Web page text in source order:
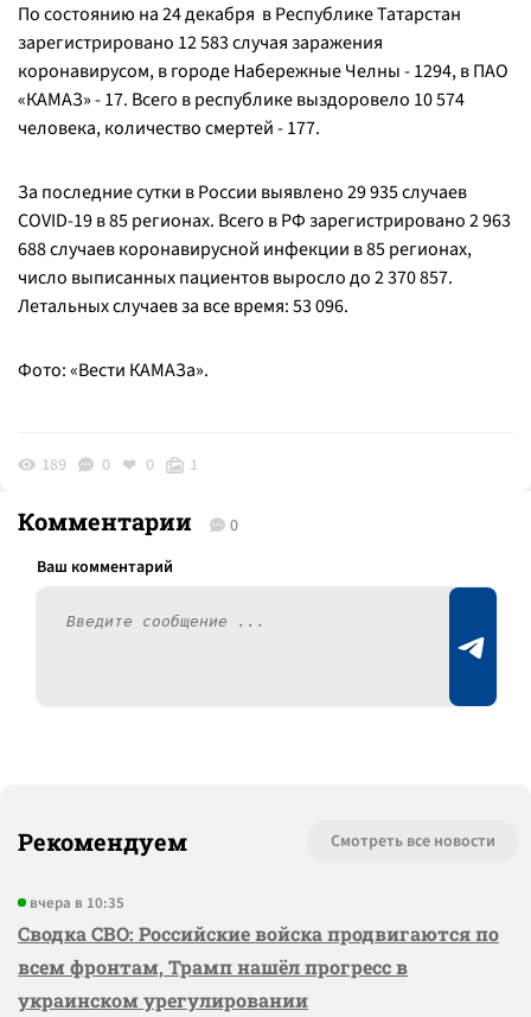
По состоянию на 24 декабря в Республике Татарстан
зарегистрировано 12 583 случая заражения
коронавирусом, в городе Набережные Челны - 1294, в ПАО
«КАМАЗ» - 17. Всего в республике выздоровело 10 574
человека, количество смертей - 177.
За последние сутки в России выявлено 29 935 случаев
COVID-19 в 85 регионах. Всего в РФ зарегистрировано 2 963
688 случаев коронавирусной инфекции в 85 регионах,
число выписанных пациентов выросло до 2 370 857.
Летальных случаев за все время: 53 096.
Фото: «Вести КАМАЗа».
189 0 0 1
Комментарии 0
Рекомендуем Смотреть все новости
вчера в 10:35
Сводка СВО: Российские войска продвигаются по
всем фронтам, Трамп нашёл прогресс в
украинском урегулировании